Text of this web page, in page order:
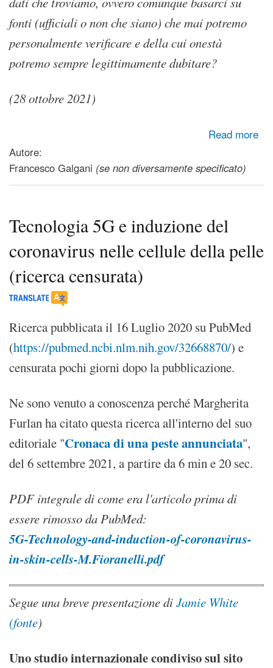
fonti (ufficiali o non che siano) che mai potremo
personalmente verificare e della cui onestà
potremo sempre legittimamente dubitare?
(28 ottobre 2021)
Read more
about Morti di covid prima e dopo i programmi di
Autore:
Francesco Galgani (se non diversamente specificato)
Tecnologia 5G e induzione del
coronavirus nelle cellule della pelle
(ricerca censurata)
Ricerca pubblicata il 16 Luglio 2020 su PubMed
(https://pubmed.ncbi.nlm.nih.gov/32668870/) e
censurata pochi giorni dopo la pubblicazione.
Ne sono venuto a conoscenza perché Margherita
Furlan ha citato questa ricerca all'interno del suo
editoriale "Cronaca di una peste annunciata",
del 6 settembre 2021, a partire da 6 min e 20 sec.
PDF integrale di come era l'articolo prima di
essere rimosso da PubMed:
5G-Technology-and-induction-of-coronavirus-
in-skin-cells-M.Fioranelli.pdf
Segue una breve presentazione diJamie White
(fonte)
Uno studio internazionale condiviso sul sito